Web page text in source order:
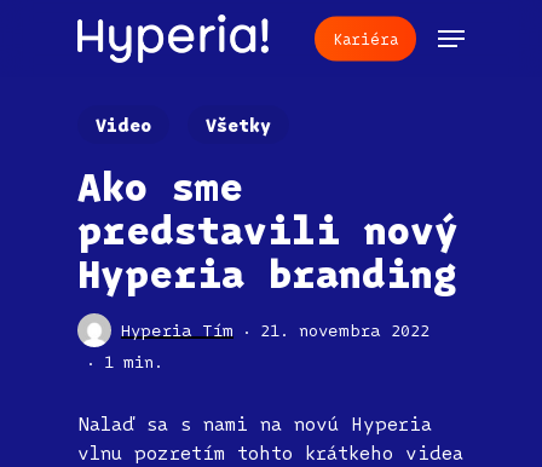
Kariéra Menu
Video Všetky
Ako sme
predstavili nový
Hyperia branding
Hyperia Tím
21. novembra 2022
1 min.
Nalaď sa s nami na novú Hyperia
vlnu pozretím tohto krátkeho videa